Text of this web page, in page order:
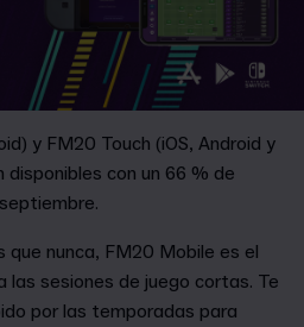
y FM20 Touch (iOS, Android y
con un 66 % de
que nunca, FM20 Mobile es el
sesiones de juego cortas. Te
por las temporadas para